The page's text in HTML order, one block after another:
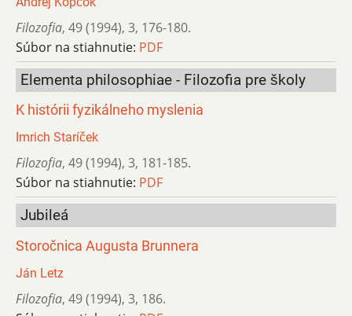
Filozofia, 49 (1994), 3, 176-180.
Súbor na stiahnutie: PDF
Elementa philosophiae - Filozofia pre školy
K histórii fyzikálneho myslenia
Imrich Staríček
Filozofia, 49 (1994), 3, 181-185.
Súbor na stiahnutie: PDF
Jubileá
Storočnica Augusta Brunnera
Ján Letz
Filozofia, 49 (1994), 3, 186.